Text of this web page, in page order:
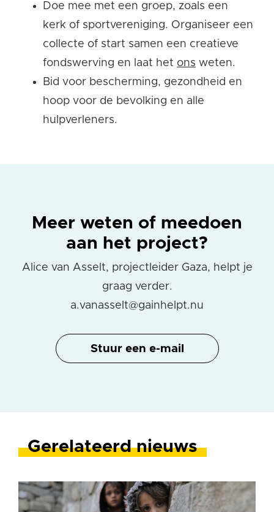
Doe mee met een groep, zoals een
kerk of sportvereniging. Organiseer een
collecte of start samen een creatieve
fondswerving en laat het ons weten.
Bid voor bescherming, gezondheid en
hoop voor de bevolking en alle
hulpverleners.
Meer weten of meedoen
aan het project?
Alice van Asselt, projectleider Gaza, helpt je
graag verder.
a.vanasselt@gainhelpt.nu
Stuur een e-mail
Gerelateerd nieuws